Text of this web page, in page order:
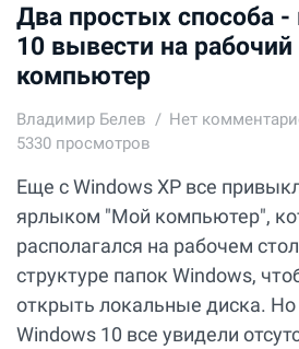
Два простых способа -
10 вывести на
компьютер
Владимир Белев
Нет
5330 просмотров
Еще с Windows XP все
ярлыком "Мой компьютер",
располагался на рабочем
структуре папок Windows,
открыть локальные диска. Но
Windows 10 все увидели